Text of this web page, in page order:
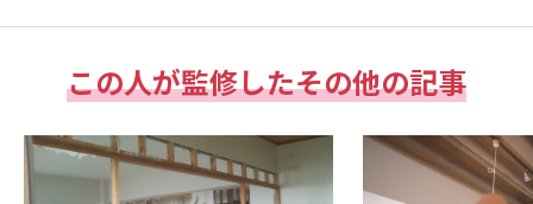
この人が監修したその他の記事